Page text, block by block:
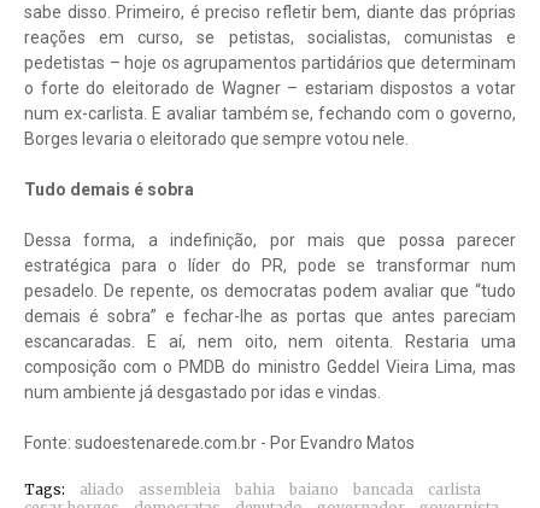
sabe disso. Primeiro, é preciso refletir bem, diante das próprias
reações em curso, se petistas, socialistas, comunistas e
pedetistas – hoje os agrupamentos partidários que determinam
o forte do eleitorado de Wagner – estariam dispostos a votar
num ex-carlista. E avaliar também se, fechando com o governo,
Borges levaria o eleitorado que sempre votou nele.
Tudo demais é sobra
Dessa forma, a indefinição, por mais que possa parecer
estratégica para o líder do PR, pode se transformar num
pesadelo. De repente, os democratas podem avaliar que “tudo
demais é sobra” e fechar-lhe as portas que antes pareciam
escancaradas. E aí, nem oito, nem oitenta. Restaria uma
composição com o PMDB do ministro Geddel Vieira Lima, mas
num ambiente já desgastado por idas e vindas.
Fonte: sudoestenarede.com.br - Por Evandro Matos
Tags: aliado assembleia bahia baiano bancada
carlista